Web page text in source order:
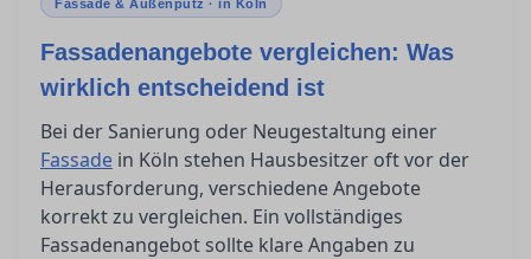
Fassade & Außenputz · in Köln
Fassadenangebote vergleichen: Was
wirklich entscheidend ist
Bei der Sanierung oder Neugestaltung einer
Fassade in Köln stehen Hausbesitzer oft vor der
Herausforderung, verschiedene Angebote
korrekt zu vergleichen. Ein vollständiges
Fassadenangebot sollte klare Angaben zu